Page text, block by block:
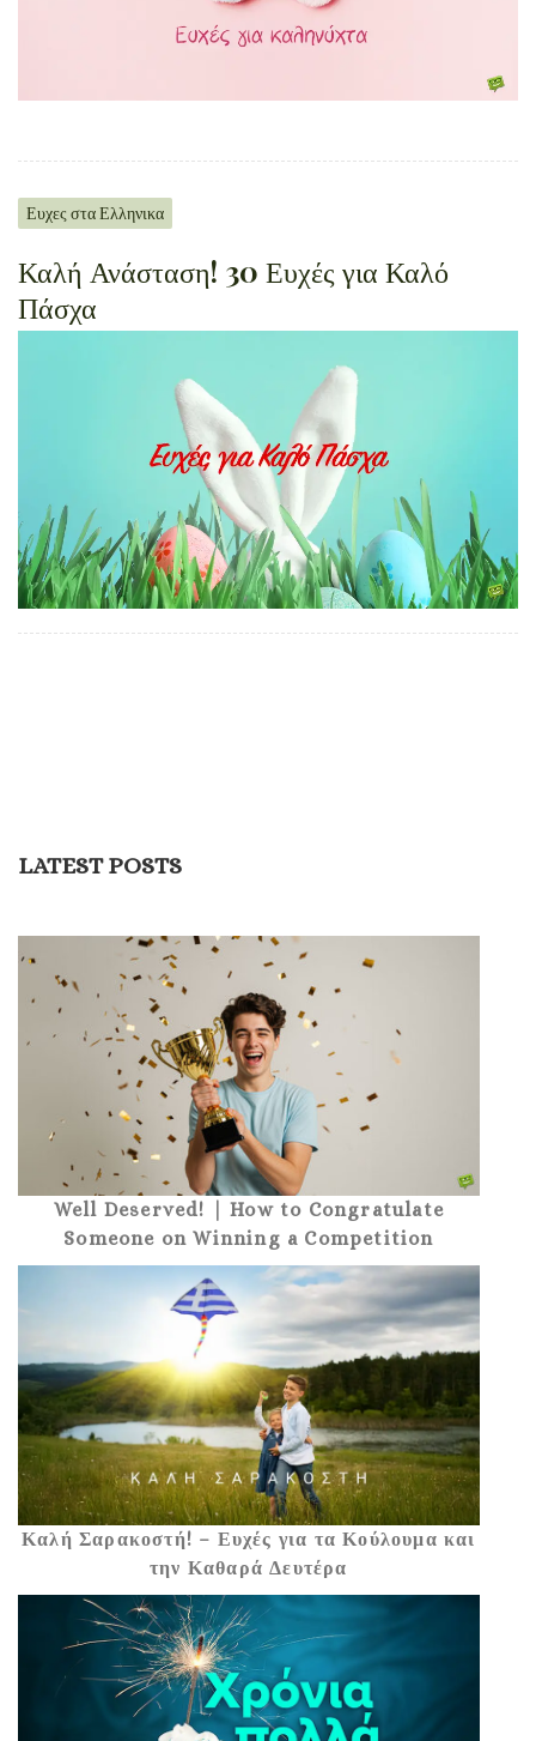
Ευχες στα Ελληνικα
Καλή Ανάσταση! 30 Ευχές για Καλό
Πάσχα
LATEST POSTS
Well Deserved! | How to Congratulate
Someone on Winning a Competition
Καλή Σαρακοστή! – Ευχές για τα Κούλουμα και
την Καθαρά Δευτέρα